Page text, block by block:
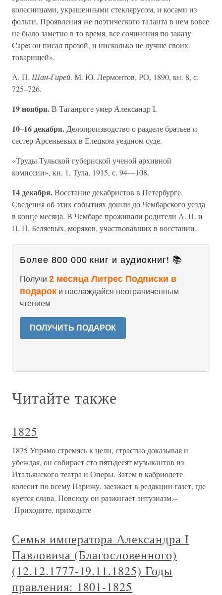
колесницами, украшенными стеклярусом, и косами из
фольги. Проявления же поэтического таланта в нем вовсе
не было заметно в то время, все сочинения по заказу
Capet он писал прозой, и нисколько не лучше своих
товарищей».
А. П. Шан-Гирей. М. Ю. Лермонтов, РО, 1890, кн. 8, с.
725–726.
19 ноября.В Таганроге умер Александр I.
10–16 декабря. Делопроизводство о разделе братьев и
сестер Арсеньевых в Елецком уездном суде.
«Труды Тульской губернской ученой архивной
комиссии», кн. 1, Тула, 1915, с. 94—108.
14 декабря.Восстание декабристов в Петербурге.
Сведения об этих событиях дошли до Чембарского уезда
в конце месяца. В Чембаре проживали родители А. П. и
П. П. Беляевых, моряков, участвовавших в восстании.
Более 800 000 книг и аудиокниг! 📚
Получи 2 месяца Литрес Подписки в
подарок и наслаждайся неограниченным
чтением
ПОЛУЧИТЬ ПОДАРОК
Читайте также
1825
1825 Упрямо стремясь к цели, страстно доказывая и
убеждая, он собирает сто пятьдесят музыкантов из
Итальянского театра и Оперы. Затем в кабриолете
колесит по всему Парижу, заезжает в редакции газет, где
куется слава. Повсюду он разжигает энтузиазм.–
Приходите, приходите
Семья императора Александра I
Павловича (Благословенного)
(12.12.1777-19.11.1825) Годы
правления: 1801-1825